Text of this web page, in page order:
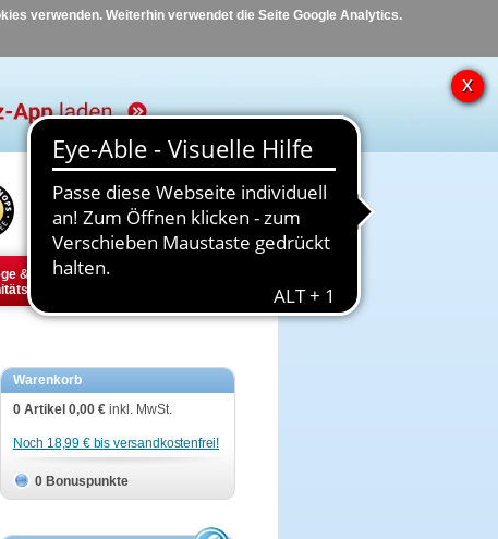
verwenden. Weiterhin verwendet die Seite Google Analytics.
Hilfe Kontakt
&
Diabetes
Warenkorb
0 Artikel 0,00 € inkl. MwSt.
Noch 18,99 € bis versandkostenfrei!
0 Bonuspunkte